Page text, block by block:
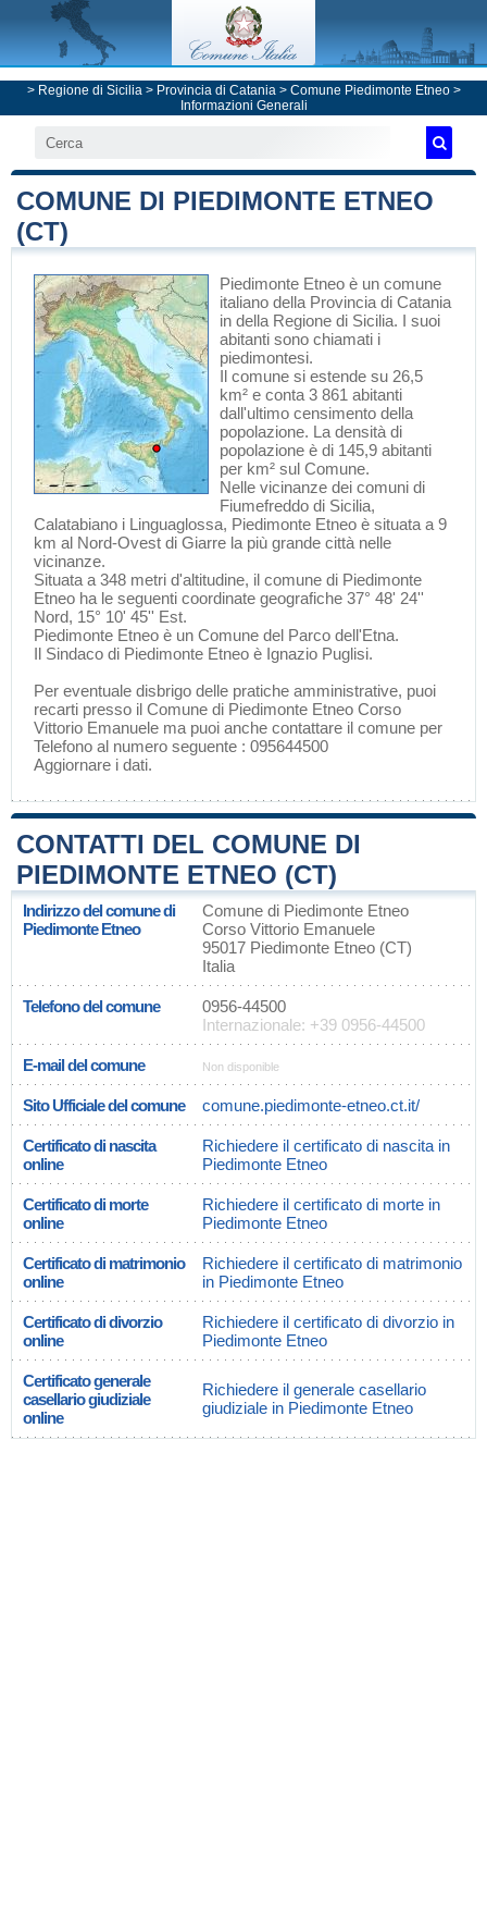
> Regione di Sicilia> Provincia di Catania> Comune Piedimonte Etneo>
Informazioni Generali
COMUNE DI PIEDIMONTE ETNEO
(CT)
Piedimonte Etneo è un comune
italiano della Provincia di Catania
in della Regione di Sicilia. I suoi
abitanti sono chiamati i
piedimontesi.
Il comune si estende su 26,5
km² e conta 3 861 abitanti
dall'ultimo censimento della
popolazione. La densità di
popolazione è di 145,9 abitanti
per km² sul Comune.
Nelle vicinanze dei comuni di
Fiumefreddo di Sicilia,
Calatabiano i Linguaglossa, Piedimonte Etneo è situata a 9
km al Nord-Ovest di Giarre la più grande città nelle
vicinanze.
Situata a 348 metri d'altitudine, il comune di Piedimonte
Etneo ha le seguenti coordinate geografiche 37° 48' 24''
Nord, 15° 10' 45'' Est.
Piedimonte Etneo è un Comune del Parco dell'Etna.
Il Sindaco di Piedimonte Etneo è Ignazio Puglisi.
Per eventuale disbrigo delle pratiche amministrative, puoi
recarti presso il Comune di Piedimonte Etneo Corso
Vittorio Emanuele ma puoi anche contattare il comune per
Telefono al numero seguente : 095644500
Aggiornare i dati.
CONTATTI DEL COMUNE DI
PIEDIMONTE ETNEO (CT)
Indirizzo del comune di
Piedimonte Etneo
Comune di Piedimonte Etneo
Corso Vittorio Emanuele
95017 Piedimonte Etneo (CT)
Italia
Telefono del comune
0956-44500
Internazionale: +39 0956-44500
E-mail del comune Non disponible
Sito Ufficiale del comune comune.piedimonte-etneo.ct.it/
Certificato di nascita
online
Richiedere il certificato di nascita in
Piedimonte Etneo
Certificato di morte
online
Richiedere il certificato di morte in
Piedimonte Etneo
Certificato di matrimonio
online
Richiedere il certificato di matrimonio
in Piedimonte Etneo
Certificato di divorzio
online
Richiedere il certificato di divorzio in
Piedimonte Etneo
Certificato generale
casellario giudiziale
online
Richiedere il generale casellario
giudiziale in Piedimonte Etneo